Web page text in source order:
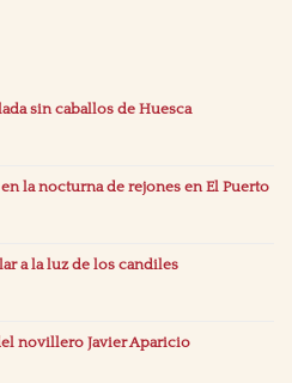
sin caballos de Huesca
la nocturna de rejones en El Puerto
a la luz de los candiles
novillero Javier Aparicio